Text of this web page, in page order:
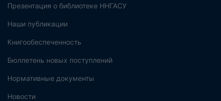
Презентация о библиотеке ННГАСУ
Наши публикации
Книгообеспеченность
Бюллетень новых поступлений
Нормативные документы
Новости